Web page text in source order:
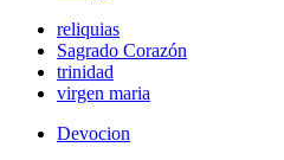
reliquias
Sagrado Corazón
trinidad
virgen maria
Devocion